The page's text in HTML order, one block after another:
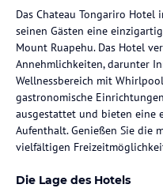
Das Chateau Tongariro
seinen Gästen eine
Mount Ruapehu. Das Hotel
Annehmlichkeiten, darunter
Wellnessbereich mit
gastronomische
ausgestattet und bieten eine
Aufenthalt. Genießen Sie die
vielfältigen
Die Lage des Hotels